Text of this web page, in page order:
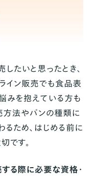
たいと思ったとき、
イン販売でも食品表
みを抱えている方も
方法やパンの種類に
ため、はじめる前に
です。
る際に必要な資格・